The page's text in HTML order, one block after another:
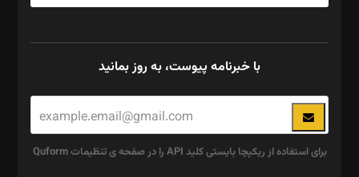
با خبرنامه پیوست، به روز بمانید
برای استفاده از ریکپچا بایستی کلید API را در صفحه ی تنظیمات Quform